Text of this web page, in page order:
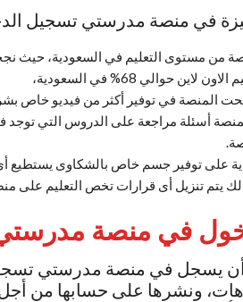
في منصة مدرستي تسجيل
من مستوى التعليم في السعودية، حيث
حوالي 68% في السعودية،
المنصة في توفير أكثر من فيديو خاص
أسئلة مراجعة على الدروس التي
على توفير جسم خاص بالشكاوى يستطيع أى
يتم تنزيل أى قرارات تخص التعليم على
في منصة
أن يسجل في منصة مدرستي
ونشرها على حسابها من أجل